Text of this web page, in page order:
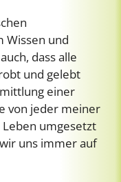
Wissen und
dass alle
und gelebt
einer
von jeder meiner
umgesetzt
uns immer auf